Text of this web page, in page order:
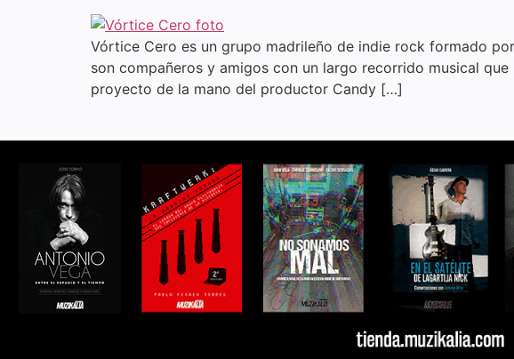
Vórtice Cero es un grupo madrileño de indie rock formado
son compañeros y amigos con un largo recorrido musical
proyecto de la mano del productor Candy […]